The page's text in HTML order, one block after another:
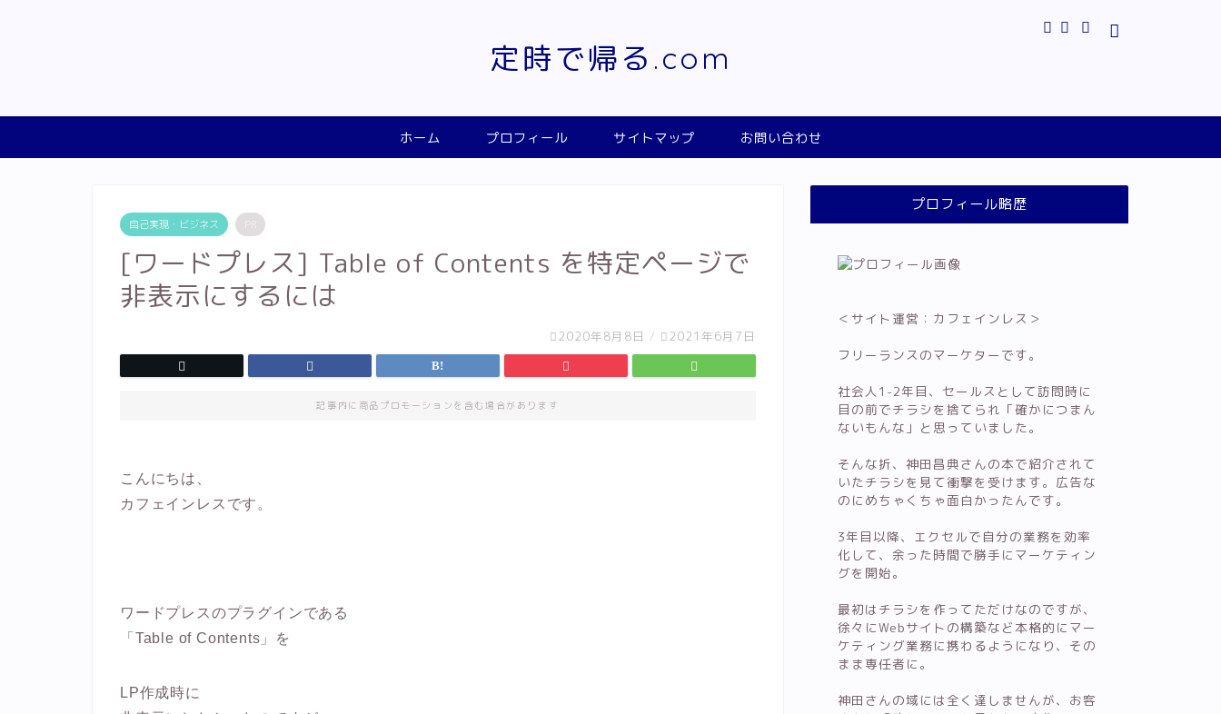
定時で帰る.com
ホーム プロフィール サイトマップ お問い合わせ
自己実現・ビジネス
[ワードプレス] Table of Contents を特定ページで
非表示にするには
2020年8月8日 / 2021年6月7日
記事内に商品プロモーションを含む場合があります
こんにちは、
カフェインレスです。
ワードプレスのプラグインである
「Table of Contents」を
LP作成時に
プロフィール略歴
＜サイト運営：カフェインレス＞
フリーランスのマーケターです。
社会人1-2年目、セールスとして訪問時に
目の前でチラシを捨てられ「確かにつまん
ないもんな」と思っていました。
そんな折、神田昌典さんの本で紹介されて
いたチラシを見て衝撃を受けます。広告な
のにめちゃくちゃ面白かったんです。
3年目以降、エクセルで自分の業務を効率
化して、余った時間で勝手にマーケティン
グを開始。
最初はチラシを作ってただけなのですが、
徐々にWebサイトの構築など本格的にマー
ケティング業務に携わるようになり、その
まま専任者に。
神田さんの域には全く達しませんが、お客